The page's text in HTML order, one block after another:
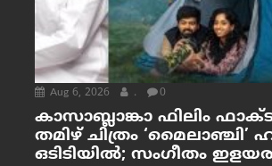
Aug 6, 2026 . 0
കാസാബ്ലാങ്കാ ഫിലിം
തമിഴ് ചിത്രം ‘മൈലാഞ്ചി’
ഒടിടിയിൽ; സംഗീതം